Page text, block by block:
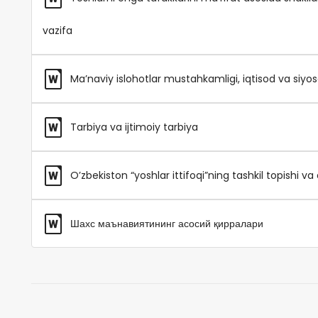
vazifa
Ma’naviy islohotlar mustahkamligi, iqtisod va
Tarbiya va ijtimoiy tarbiya
O’zbekiston “yoshlar ittifoqi”ning tashkil topishi
Шахс маънавиятининг асосий қирралари